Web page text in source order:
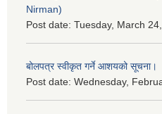
Nirman)
Post date: Tuesday, March
बोलपत्र स्वीकृत गर्ने आशयको सूचना।
Post date: Wednesday,